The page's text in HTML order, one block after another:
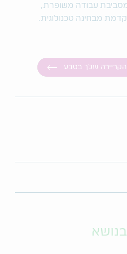
מסביבת עבודה משופרת,
מבחינה טכנולוגית.
שלך בטבע
Share
Share with